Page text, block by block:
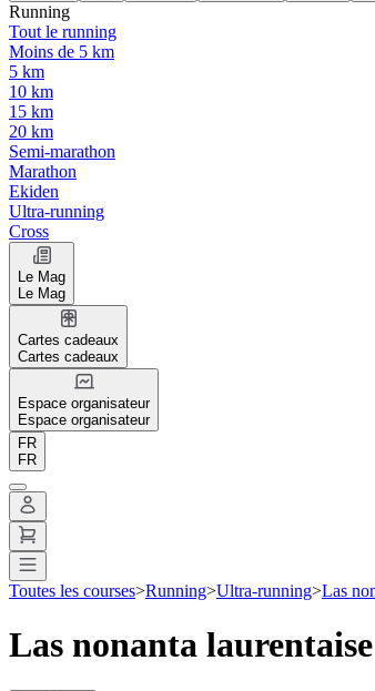
Running
Tout le running
Moins de 5 km
5 km
10 km
15 km
20 km
Semi-marathon
Marathon
Ekiden
Ultra-running
Cross
Le Mag
Le Mag
Cartes cadeaux
Cartes cadeaux
Espace organisateur
Espace organisateur
FR
FR
Toutes les courses>Running>Ultra-running>Las
Las nonanta laurentaise